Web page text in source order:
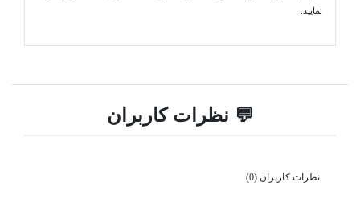
نمایید.
💬 نظرات کاربران
نظرات کاربران (0)